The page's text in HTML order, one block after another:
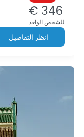
346 €
للشخص الواحد
انظر التفاصيل